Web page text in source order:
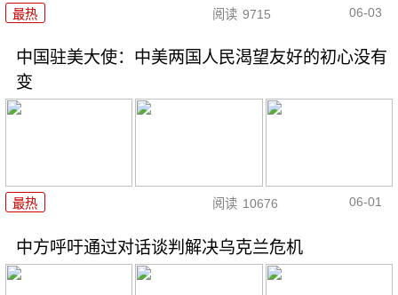
最热 阅读 9715 06-03
中国驻美大使：中美两国人民渴望友好的初心没有
变
最热 阅读 10676 06-01
中方呼吁通过对话谈判解决乌克兰危机